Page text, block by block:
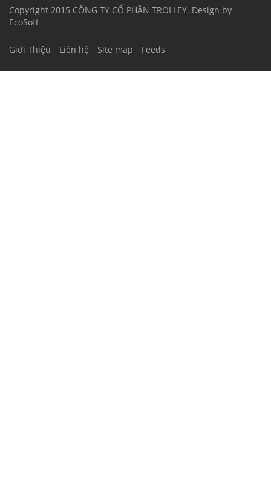
Copyright 2015 CÔNG TY CỔ PHẦN TROLLEY. Design by
EcoSoft
Giới Thiệu Liên hệ Site map Feeds